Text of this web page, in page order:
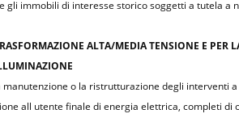
gli immobili di interesse storico soggetti a tutela
ALTA/MEDIA TENSIONE E PER
manutenzione o la ristrutturazione degli
all utente finale di energia elettrica, completi